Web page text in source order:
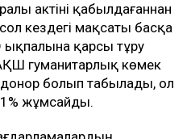
актіні қабылдағаннан
кездегі мақсаты басқа
ықпалына қарсы тұру
гуманитарлық көмек
донор болып табылады, ол
жұмсайды.